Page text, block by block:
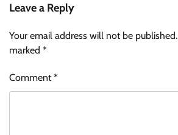
Leave a Reply
Your email address will not be published.
marked *
Comment*